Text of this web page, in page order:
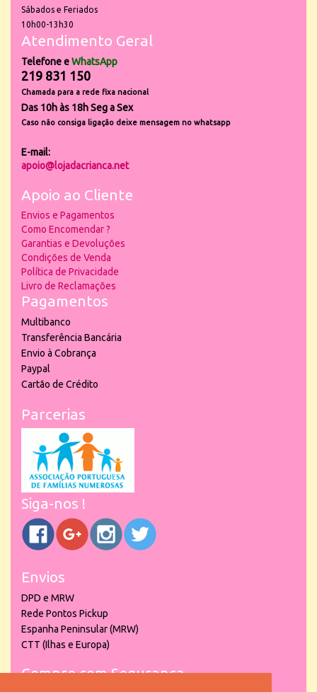
Sábados e Feriados
10h00-13h30
Atendimento Geral
Telefone eWhatsApp
219 831 150
Chamada para a rede fixa nacional
Das 10h às 18h Seg a Sex
Caso não consiga ligação deixe mensagem no whatsapp
E-mail:
apoio@lojadacrianca.net
Apoio ao Cliente
Envios e Pagamentos
Como Encomendar ?
Garantias e Devoluções
Condições de Venda
Política de Privacidade
Livro de Reclamações
Pagamentos
Multibanco
Transferência Bancária
Envio à Cobrança
Paypal
Cartão de Crédito
Parcerias
Siga-nos !
Envios
DPD e MRW
Rede Pontos Pickup
Espanha Peninsular (MRW)
CTT (Ilhas e Europa)
Compre com Segurança